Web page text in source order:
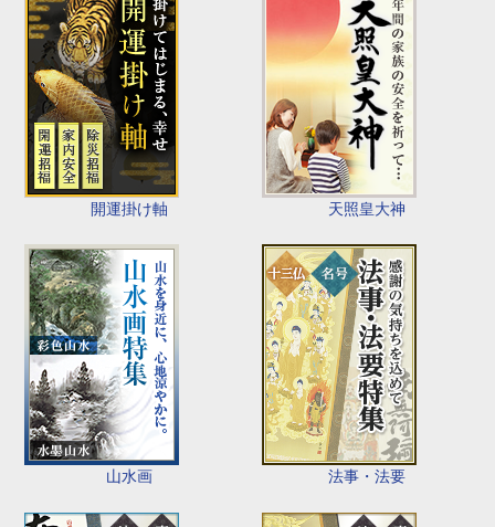
開運掛け軸 天照皇大神
山水画 法事・法要